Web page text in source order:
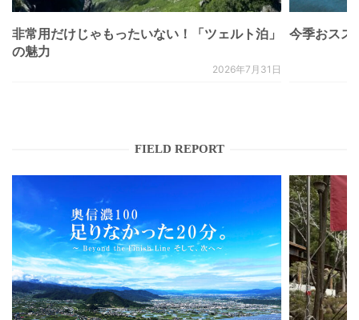
非常用だけじゃもったいない！「ツェルト泊」
の魅力
2026年7月31日
今季おスス
FIELD REPORT